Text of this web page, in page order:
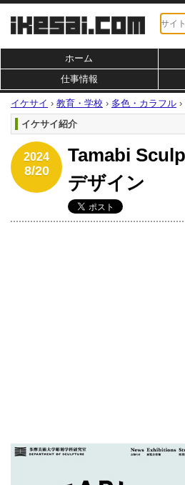
ホーム
仕事情報
イケサイ › 教育・学校 › 多色・カラフル ›
イケサイ紹介
2024
8/20
Tamabi
デザイン